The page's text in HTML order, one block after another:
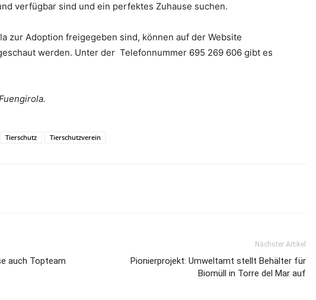
verfügbar sind und ein perfektes Zuhause suchen.
zur Adoption freigegeben sind, können auf der Website
werden. Unter der Telefonnummer 695 269 606 gibt es
Tierschutz Tierschutzverein
auch Topteam
Nächster Artikel
Pionierprojekt: Umweltamt stellt Behälter für
Biomüll in Torre del Mar auf